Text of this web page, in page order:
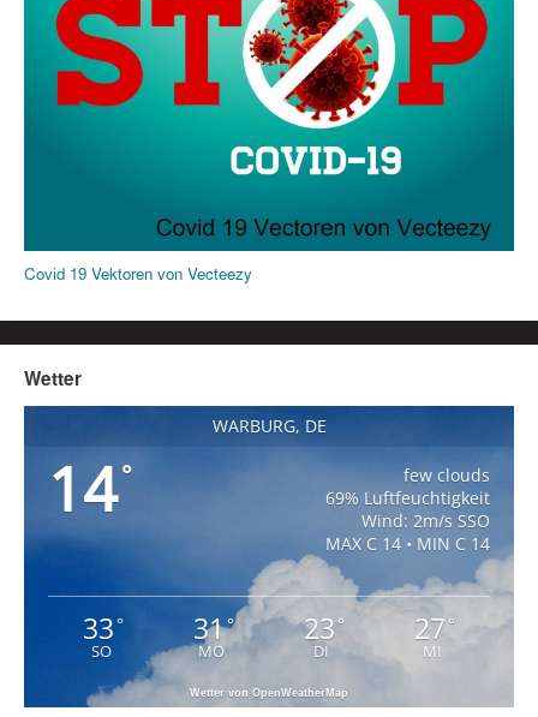
Covid 19 Vektoren von Vecteezy
Wetter
WARBURG, DE
14°
few clouds
69% Luftfeuchtigkeit
Wind: 2m/s SSO
MAX C 14 • MIN C 14
33°
SO
31°
MO
23°
DI
27 °
MI
Wetter von OpenWeatherMap